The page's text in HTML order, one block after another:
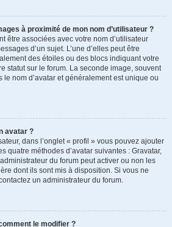
à proximité de mon nom d’utilisateur ?
être associées avec votre nom d’utilisateur
d’un sujet. L’une d’elles peut être
des étoiles ou des blocs indiquant votre
statut sur le forum. La seconde image, souvent
nom d’avatar et généralement est unique ou
avatar ?
dans l’onglet « profil » vous pouvez ajouter
quatre méthodes d’avatar suivantes : Gravatar,
du forum peut activer ou non les
dont ils sont mis à disposition. Si vous ne
un administrateur du forum.
le modifier ?